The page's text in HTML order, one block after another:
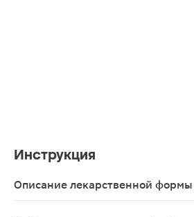
Инструкция
Описание лекарственной формы